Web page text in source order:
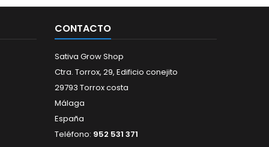
con
de cultivo.
y flores.Compatible con
CONTACTO
Sativa Grow Shop
Ctra. Torrox, 29, Edificio conejito
29793 Torrox costa
Málaga
España
Teléfono: 952 531 371